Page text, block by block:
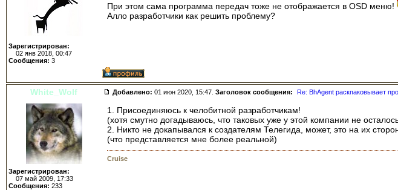
Зарегистрирован:
02 янв 2018, 00:47
Сообщения: 3
При этом сама программа передач тоже не отображается в OSD меню!
Алло разработчики как решить проблему?
White_Wolf Добавлено: 01 июн 2020, 15:47. Заголовок сообщения: Re: BhAgent раскпаковывает
Зарегистрирован:
07 май 2009, 17:33
Сообщения: 233
1. Присоединяюсь к челобитной разработчикам!
(хотя смутно догадываюсь, что таковых уже у этой компании не
2. Никто не докапывался к создателям Телегида, может, это на их
(что представляется мне более реальной)
Cruise